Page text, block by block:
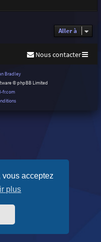
acceptez
plus
Aller à
Nous contacter
Bradley
© phpBB Limited
fr.com